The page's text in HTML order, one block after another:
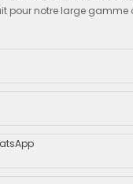
pour notre large gamme